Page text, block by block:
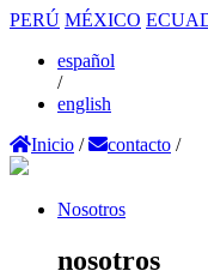
PERÚ MÉXICO
español
/
english
Inicio / contacto /
Nosotros
nosotros